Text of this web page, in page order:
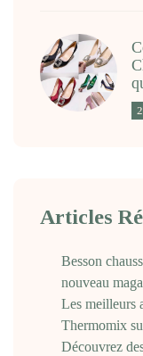
Articles
Besson
nouveau
Les meilleurs
Thermomix
Découvrez